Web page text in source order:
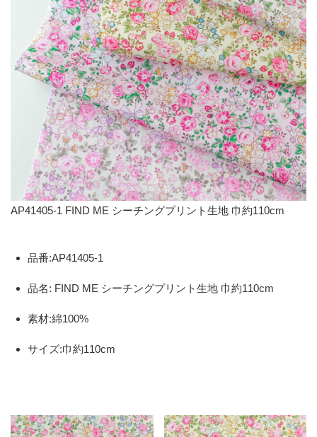
AP41405-1 FIND ME シーチングプリント生地 巾約110cm
品番:AP41405-1
品名: FIND ME シーチングプリント生地 巾約110cm
素材:綿100%
サイズ:巾約110cm